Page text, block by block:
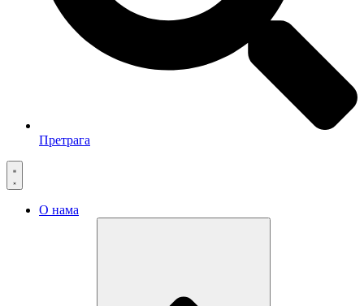
Претрага
О нама